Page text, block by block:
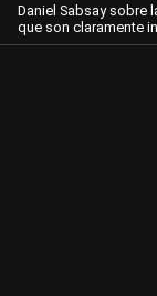
Daniel Sabsay sobre
que son claramente